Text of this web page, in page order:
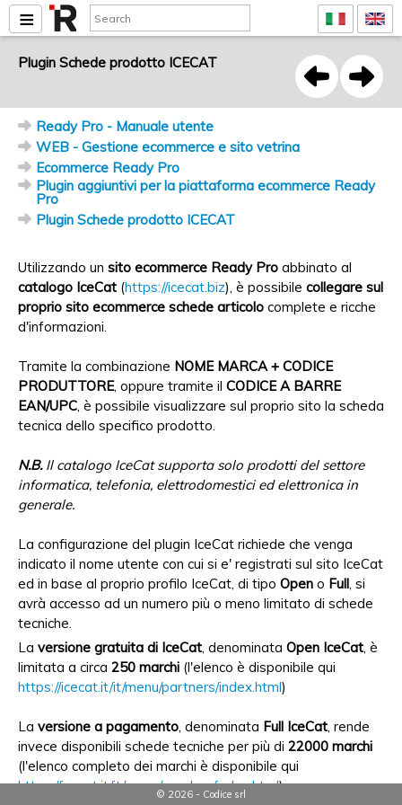
Plugin Schede prodotto ICECAT
Ready Pro - Manuale utente
WEB - Gestione ecommerce e sito vetrina
Ecommerce Ready Pro
Plugin aggiuntivi per la piattaforma ecommerce Ready
Pro
Plugin Schede prodotto ICECAT
Utilizzando un sito ecommerce Ready Pro abbinato al
catalogo IceCat (https://icecat.biz), è possibile collegare sul
proprio sito ecommerce schede articolo complete e ricche
d'informazioni.
Tramite la combinazione NOME MARCA + CODICE
PRODUTTORE, oppure tramite il CODICE A BARRE
EAN/UPC, è possibile visualizzare sul proprio sito la scheda
tecnica dello specifico prodotto.
N.B.Il catalogo IceCat supporta solo prodotti del settore
informatica, telefonia, elettrodomestici ed elettronica in
generale.
La configurazione del plugin IceCat richiede che venga
indicato il nome utente con cui si e' registrati sul sito IceCat
ed in base al proprio profilo IceCat, di tipo Open o Full, si
avrà accesso ad un numero più o meno limitato di schede
tecniche.
La versione gratuita di IceCat, denominata Open IceCat, è
limitata a circa 250 marchi (l'elenco è disponibile qui
https://icecat.it/it/menu/partners/index.html)
La versione a pagamento, denominata Full IceCat, rende
invece disponibili schede tecniche per più di 22000 marchi
(l'elenco completo dei marchi è disponibile qui
https://icecat.it/it/menu/vendors/index.html)
© 2026 - Codice srl